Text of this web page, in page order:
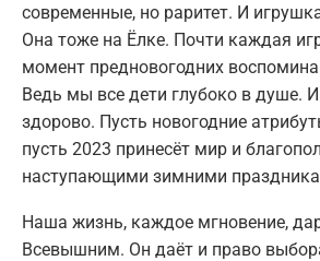
современные, но раритет. И
Она тоже на Ёлке. Почти каждая
момент предновогодних
Ведь мы все дети глубоко в душе. И
здорово. Пусть новогодние
пусть 2023 принесёт мир и
наступающими зимними
Наша жизнь, каждое мгновение,
Всевышним. Он даёт и право